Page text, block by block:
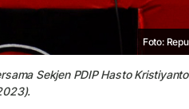
Foto:
Sekjen PDIP Hasto